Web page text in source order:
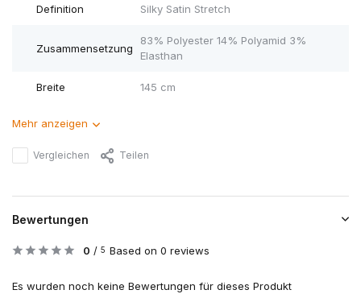
Definition Silky Satin Stretch
Zusammensetzung
83% Polyester 14% Polyamid 3%
Elasthan
Breite 145 cm
Mehr anzeigen
Vergleichen Teilen
Bewertungen
0 / 5 Based on 0 reviews
Es wurden noch keine Bewertungen für dieses Produkt